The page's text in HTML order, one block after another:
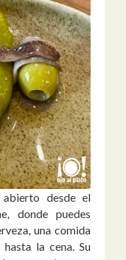
desde el
donde puedes
una comida
la cena. Su